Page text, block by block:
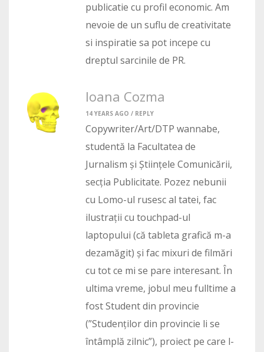
publicatie cu profil economic. Am
nevoie de un suflu de creativitate
si inspiratie sa pot incepe cu
dreptul sarcinile de PR.
Ioana Cozma
14 YEARS AGO / REPLY
Copywriter/Art/DTP wannabe,
studentă la Facultatea de
Jurnalism și Științele Comunicării,
secția Publicitate. Pozez nebunii
cu Lomo-ul rusesc al tatei, fac
ilustrații cu touchpad-ul
laptopului (că tableta grafică m-a
dezamăgit) și fac mixuri de filmări
cu tot ce mi se pare interesant. În
ultima vreme, jobul meu fulltime a
fost Student din provincie
(”Studenților din provincie li se
întâmplă zilnic”), proiect pe care l-